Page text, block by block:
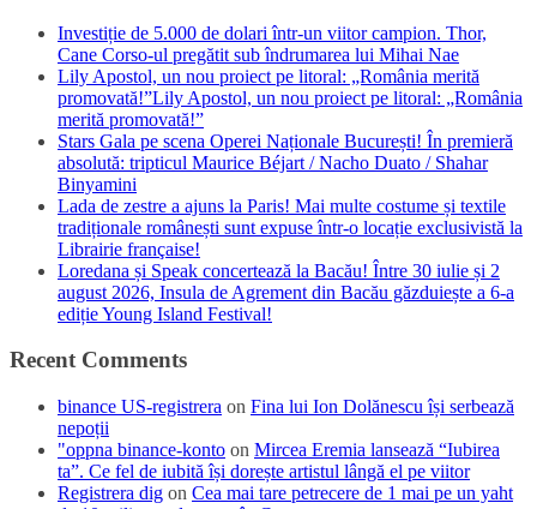
Investiție de 5.000 de dolari într-un viitor campion. Thor,
Cane Corso-ul pregătit sub îndrumarea lui Mihai Nae
Lily Apostol, un nou proiect pe litoral: „România merită
promovată!”Lily Apostol, un nou proiect pe litoral: „România
merită promovată!”
Stars Gala pe scena Operei Naționale București! În premieră
absolută: tripticul Maurice Béjart / Nacho Duato / Shahar
Binyamini
Lada de zestre a ajuns la Paris! Mai multe costume și textile
tradiționale românești sunt expuse într-o locație exclusivistă la
Librairie française!
Loredana și Speak concertează la Bacău! Între 30 iulie și 2
august 2026, Insula de Agrement din Bacău găzduiește a 6-a
ediție Young Island Festival!
Recent Comments
binance US-registrera on Fina lui Ion Dolănescu își serbează
nepoții
"oppna binance-konto on Mircea Eremia lansează “Iubirea
ta”. Ce fel de iubită își dorește artistul lângă el pe viitor
Registrera dig on Cea mai tare petrecere de 1 mai pe un yaht